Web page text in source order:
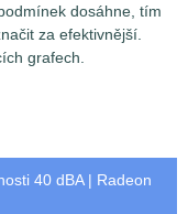
dosáhne, tím
za efektivnější.
grafech.
40 dBA | Radeon